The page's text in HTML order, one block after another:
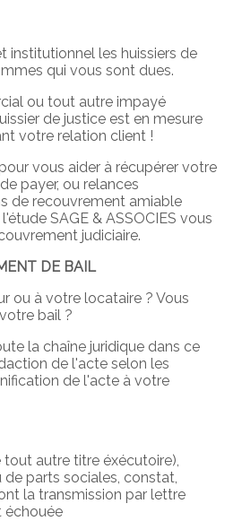
institutionnel les huissiers de
qui vous sont dues.
ou tout autre impayé
de justice est en mesure
votre relation client !
vous aider à récupérer votre
payer, ou relances
de recouvrement amiable
SAGE & ASSOCIES vous
judiciaire.
DE BAIL
ou à votre locataire ? Vous
bail ?
la chaîne juridique dans ce
de l'acte selon les
de l'acte à votre
autre titre éxécutoire),
parts sociales, constat,
la transmission par lettre
échouée